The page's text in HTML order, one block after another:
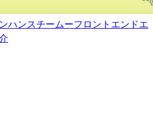
ハンスチームーフロントエンドエ